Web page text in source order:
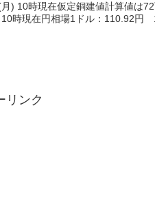
) 10時現在仮定銅建値計算値は
10時現在円相場1ドル：110.92
リンク